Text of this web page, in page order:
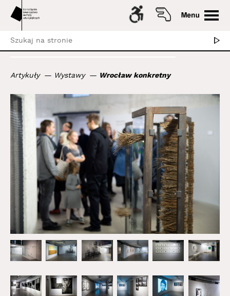
Artykuły Wystawy Wrocław konkretny